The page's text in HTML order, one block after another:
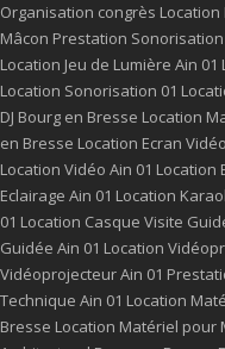
Organisation congrès Location
Mâcon Prestation
Location Jeu de Lumière Ain 01
Location Sonorisation 01
DJ Bourg en Bresse Location
en Bresse Location Ecran
Location Vidéo Ain 01 Location
Eclairage Ain 01 Location
01 Location Casque Visite
Guidée Ain 01 Location
Vidéoprojecteur Ain 01
Technique Ain 01 Location
Bresse Location Matériel pour